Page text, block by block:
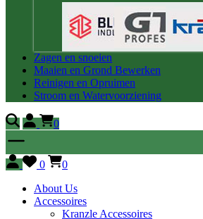
Zagen en snoeien
Maaien en Grond Bewerken
Reinigen en Opruimen
Stroom en Watervoorziening
0
0
0
About Us
Accessoires
Kranzle Accessoires